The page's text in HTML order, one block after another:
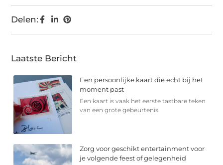
Delen:
Laatste Bericht
Een persoonlijke kaart die echt bij het
moment past
Een kaart is vaak het eerste tastbare teken
van een grote gebeurtenis.
Zorg voor geschikt entertainment voor
je volgende feest of gelegenheid